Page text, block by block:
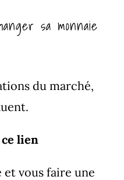
sa monnaie
du marché,
ce lien
vous faire une